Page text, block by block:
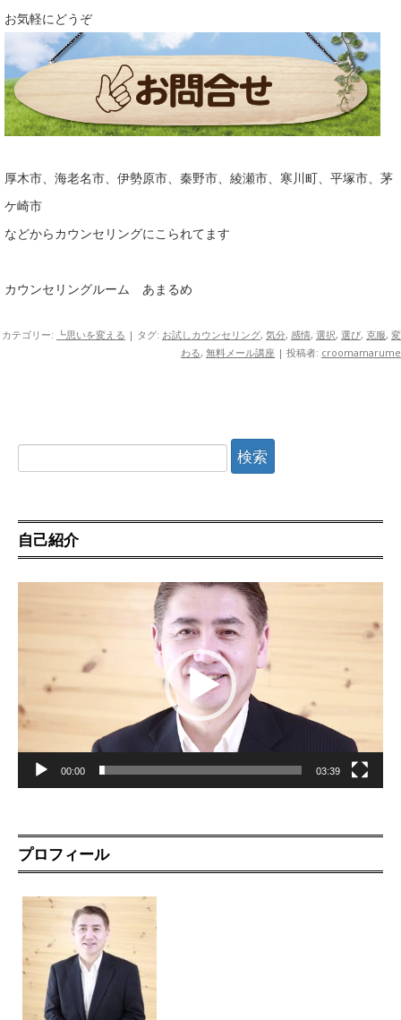
お気軽にどうぞ
厚木市、海老名市、伊勢原市、秦野市、綾瀬市、寒川町、平塚市、茅
ケ崎市
などからカウンセリングにこられてます
カウンセリングルーム あまるめ
カテゴリー: ┗思いを変える | タグ: お試しカウンセリング, 気分, 感情, 選択, 選び, 克服, 変
わる, 無料メール講座 | 投稿者: croomamarume
検
索:
自己紹介
動
ヤ
00:00 03:39
プロフィール